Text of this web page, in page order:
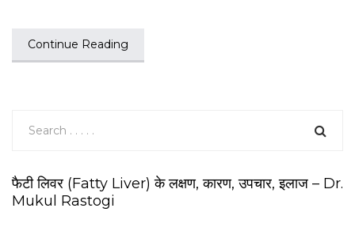
Continue Reading
फैटी लिवर (Fatty Liver) के लक्षण, कारण, उपचार, इलाज – Dr.
Mukul Rastogi